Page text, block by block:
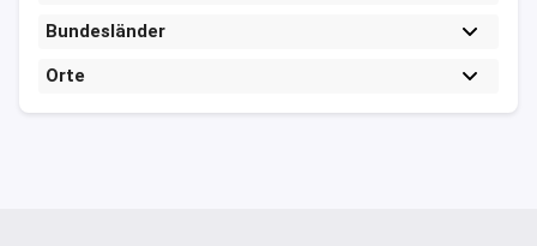
Bundesländer
Orte